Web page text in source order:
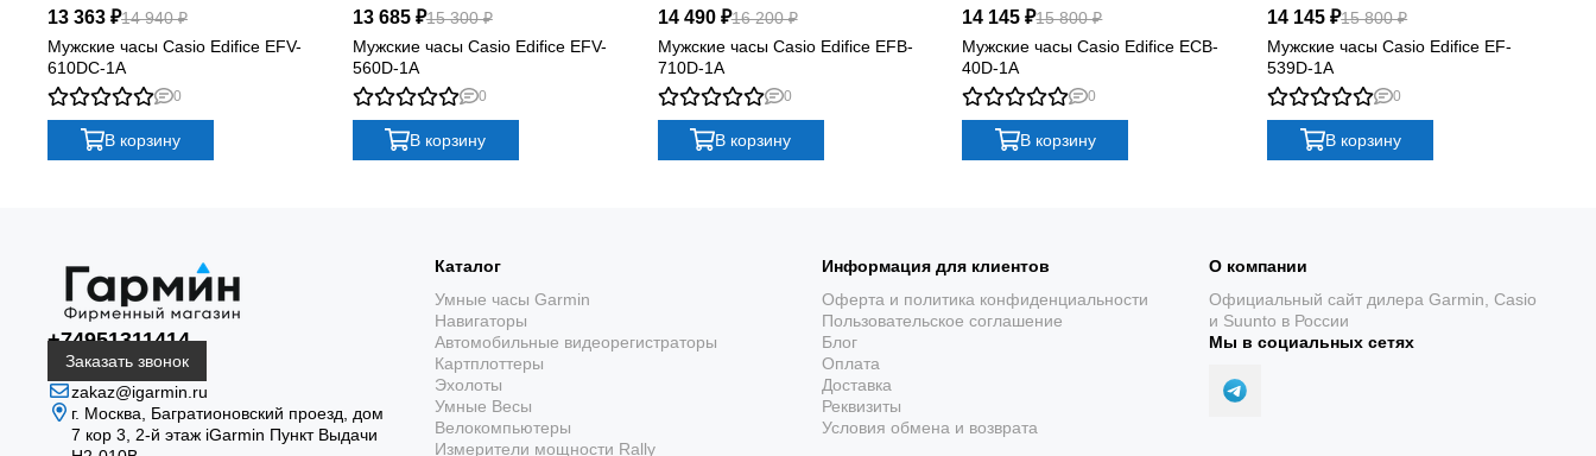
13 363 ₽14 940 ₽
Мужские часы Casio Edifice EFV-
610DC-1A
0
В корзину
13 685 ₽15 300 ₽
Мужские часы Casio Edifice EFV-
560D-1A
0
В корзину
14 490 ₽16 200 ₽
Мужские часы Casio Edifice EFB-
710D-1A
0
В корзину
14 145 ₽15 800 ₽
Мужские часы Casio Edifice ECB-
40D-1A
0
В корзину
14 145 ₽15 800 ₽
Мужские часы Casio Edifice EF-
539D-1A
0
В корзину
+74951311414
Заказать звонок
zakaz@igarmin.ru
г. Москва, Багратионовский проезд, дом
7 кор 3, 2-й этаж iGarmin Пункт Выдачи
Каталог
Умные часы Garmin
Навигаторы
Автомобильные видеорегистраторы
Картплоттеры
Эхолоты
Умные Весы
Велокомпьютеры
Измерители мощности Rally
Информация для клиентов
Оферта и политика конфиденциальности
Пользовательское соглашение
Блог
Оплата
Доставка
Реквизиты
Условия обмена и возврата
О компании
Официальный сайт дилера Garmin, Casio
и Suunto в России
Мы в социальных сетях